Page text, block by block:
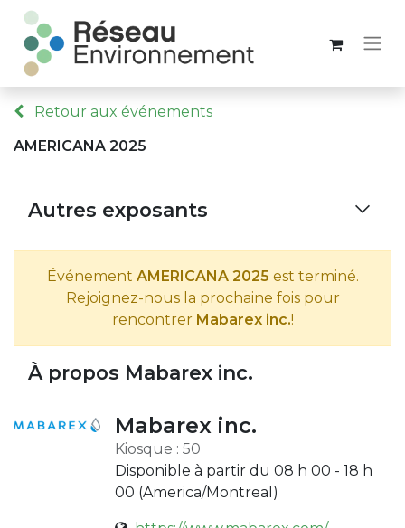
Retour aux événements
AMERICANA 2025
Autres exposants
Événement AMERICANA 2025 est terminé.
Rejoignez-nous la prochaine fois pour
rencontrer Mabarex inc.!
À propos Mabarex inc.
Mabarex inc.
Kiosque : 50
Disponible à partir du 08 h 00 - 18 h
00 (America/Montreal )